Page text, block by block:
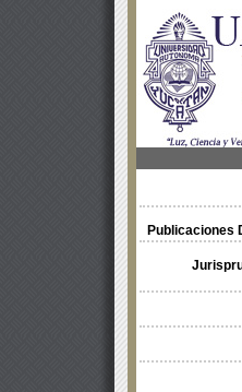
Publicaciones